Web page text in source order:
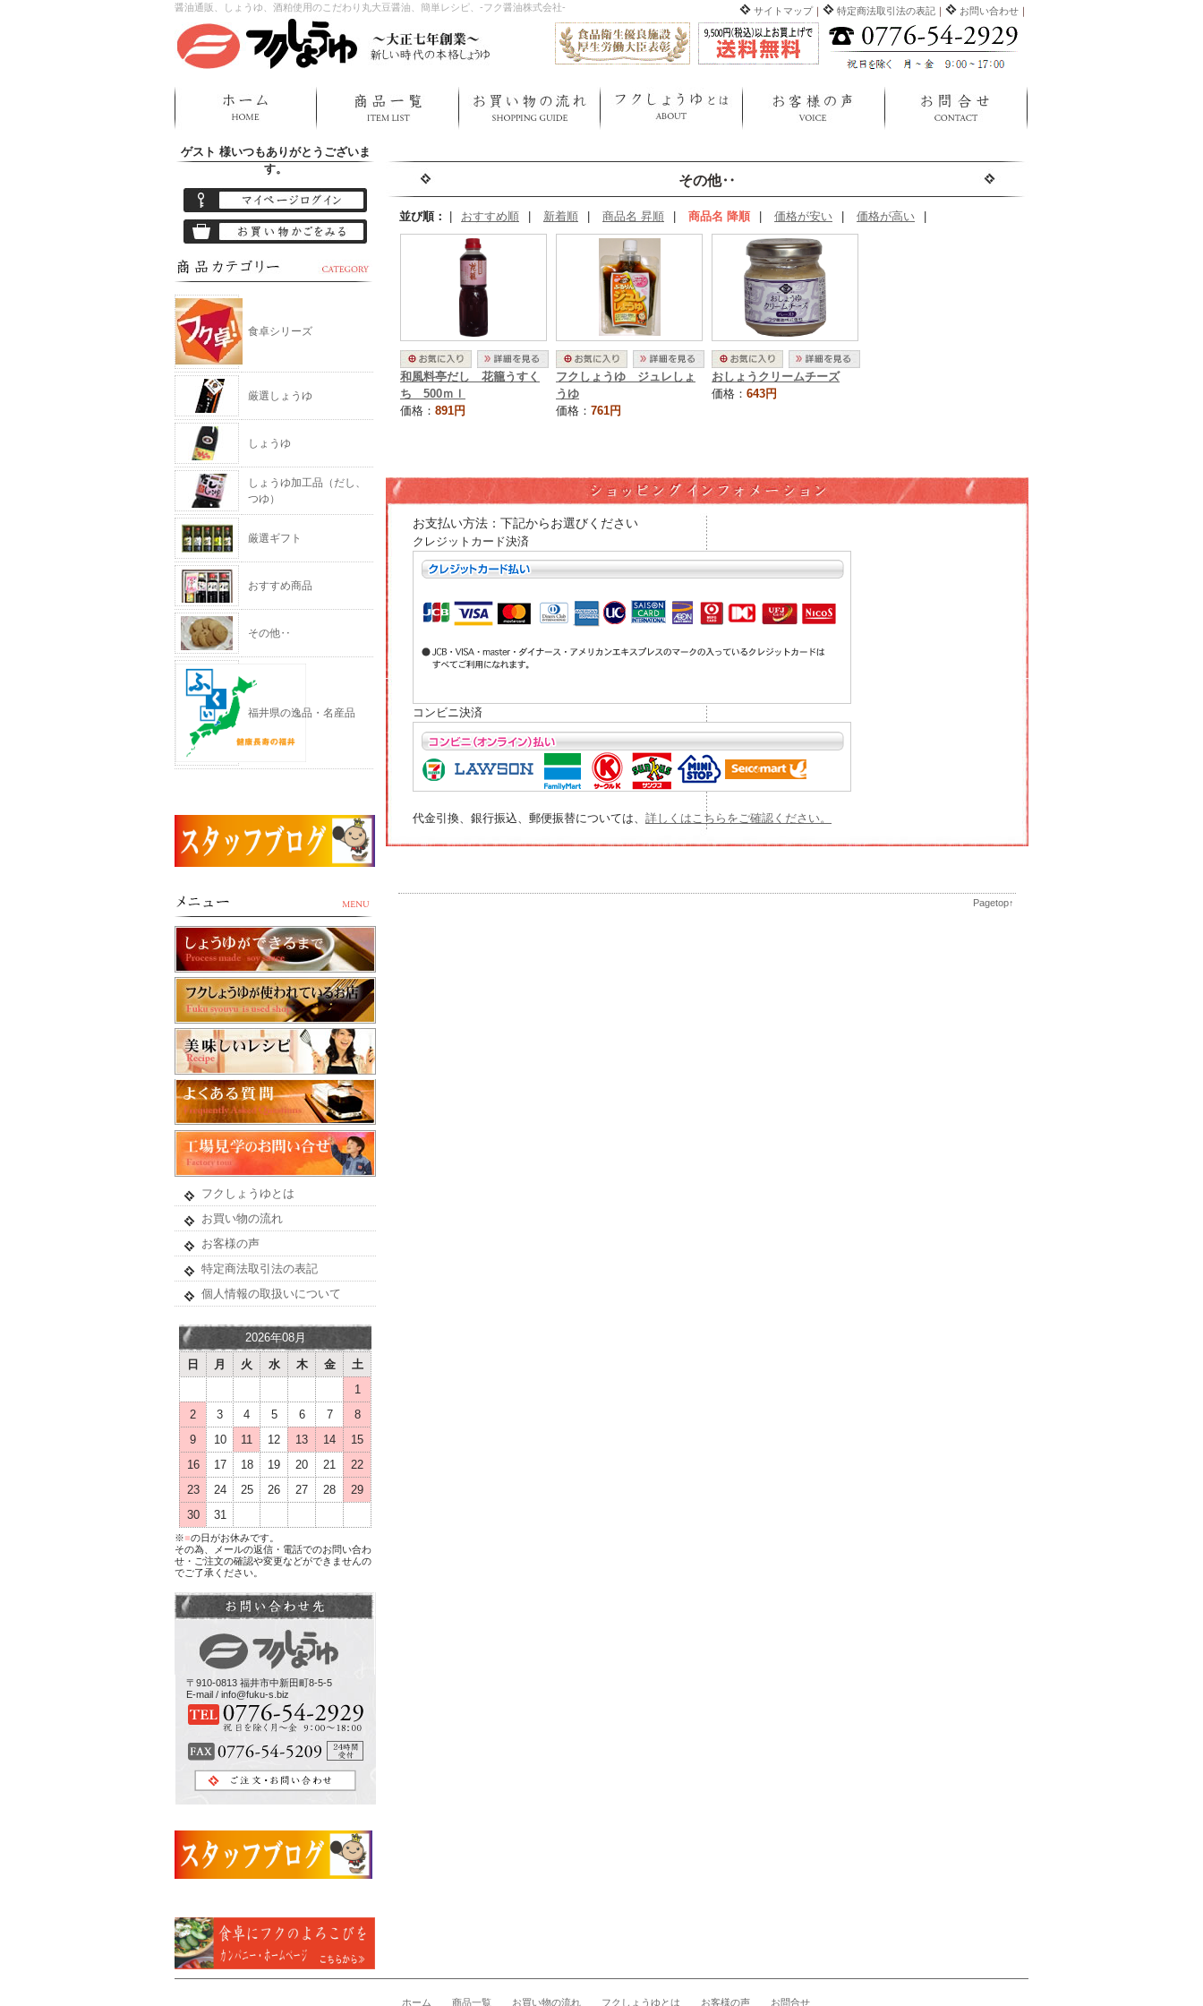
醤油通販、しょうゆ、酒粕使用のこだわり丸大豆醤油、簡単レシピ、-フク醤油株式会社- サイトマップ｜ 特定商法取引法の表記 ｜ お問い合わせ ｜
ゲスト 様いつもありがとうございま
す。
食卓シリーズ
厳選しょうゆ
しょうゆ
しょうゆ加工品（だし、
つゆ）
厳選ギフト
おすすめ商品
その他‥
福井県の逸品・名産品
フクしょうゆとは
お買い物の流れ
お客様の声
特定商法取引法の表記
個人情報の取扱いについて
2026年08月
日
月 火 水 木 金
土
1
2
3 4 5 6 7
8
9
10 11 12 13 14
15
16
17 18 19 20 21
22
23
24 25 26 27 28
29
30
31
※■の日がお休みです。
その為、メールの返信・電話でのお問い合わ
せ・ご注文の確認や変更などができませんの
でご了承ください。
〒910-0813 福井市中新田町8-5-5
E-mail / info@fuku-s.biz
その他‥
並び順： おすすめ順 新着順 商品名 昇順 商品名 降順 価格が安い 価格が高い
和風料亭だし 花籠うすく
ち 500ｍｌ
価格： 891円
フクしょうゆ ジュレしょ
うゆ
価格： 761円
おしょうクリームチーズ
価格： 643円
お支払い方法：下記からお選びください
クレジットカード決済
コンビニ決済
代金引換、銀行振込、郵便振替については、 詳しくはこちらをご確認ください。
Pagetop↑
ホーム 商品一覧 お買い物の流れ フクしょうゆとは お客様の声 お問合せ